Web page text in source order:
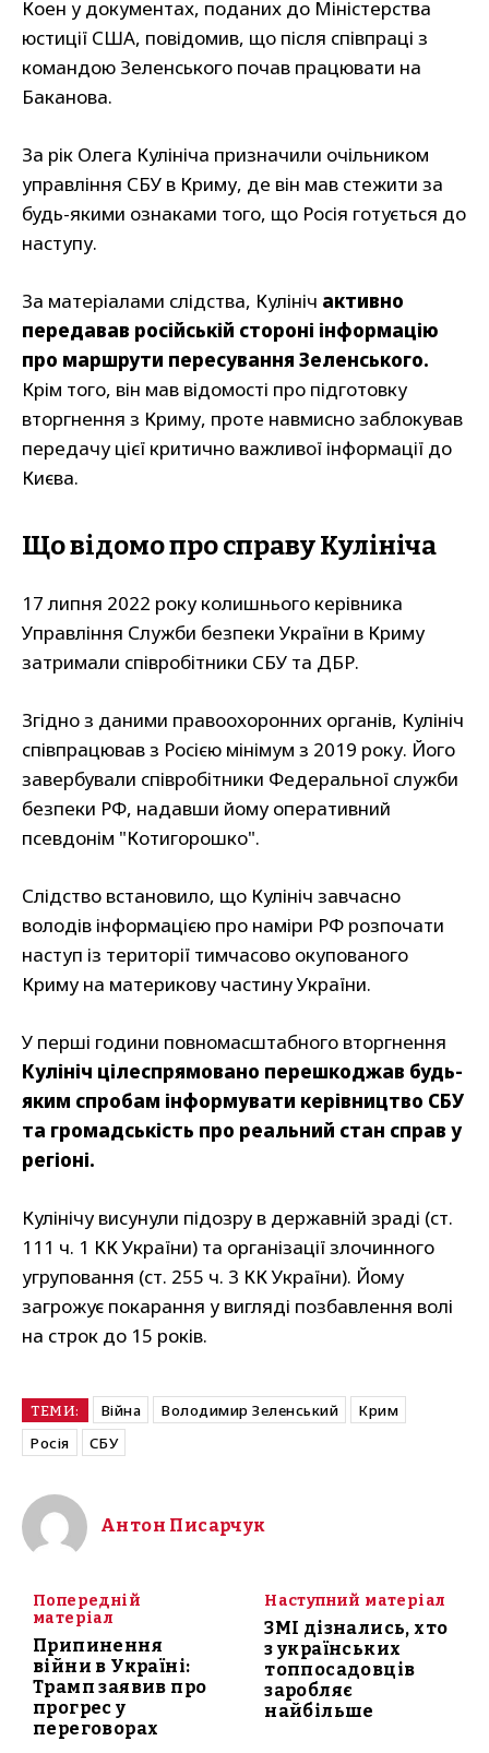
Коен у документах, поданих до Міністерства
юстиції США, повідомив, що після співпраці з
командою Зеленського почав працювати на
Баканова.
За рік Олега Кулініча призначили очільником
управління СБУ в Криму, де він мав стежити за
будь-якими ознаками того, що Росія готується до
наступу.
За матеріалами слідства, Кулініч активно
передавав російській стороні інформацію
про маршрути пересування Зеленського.
Крім того, він мав відомості про підготовку
вторгнення з Криму, проте навмисно заблокував
передачу цієї критично важливої інформації до
Києва.
Що відомо про справу Кулініча
17 липня 2022 року колишнього керівника
Управління Служби безпеки України в Криму
затримали співробітники СБУ та ДБР.
Згідно з даними правоохоронних органів, Кулініч
співпрацював з Росією мінімум з 2019 року. Його
завербували співробітники Федеральної служби
безпеки РФ, надавши йому оперативний
псевдонім "Котигорошко".
Слідство встановило, що Кулініч завчасно
володів інформацією про наміри РФ розпочати
наступ із території тимчасово окупованого
Криму на материкову частину України.
У перші години повномасштабного вторгнення
Кулініч цілеспрямовано перешкоджав будь-
яким спробам інформувати керівництво СБУ
та громадськість про реальний стан справ у
регіоні.
Кулінічу висунули підозру в державній зраді (ст.
111 ч. 1 КК України) та організації злочинного
угруповання (ст. 255 ч. 3 КК України). Йому
загрожує покарання у вигляді позбавлення волі
на строк до 15 років.
ТЕМИ: Війна Володимир Зеленський
Крим
Росія
СБУ
Антон Писарчук
Попередній
матеріал
Припинення
війни в Україні:
Трамп заявив про
прогрес у
переговорах
Наступний матеріал
ЗМІ дізнались, хто
з українських
топпосадовців
заробляє
найбільше